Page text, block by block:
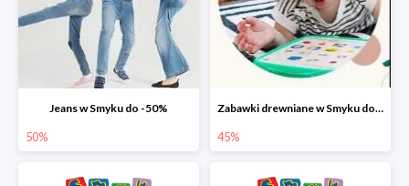
Jeans w Smyku do -50%
50%
Zabawki drewniane w Smyku do -45%
45%